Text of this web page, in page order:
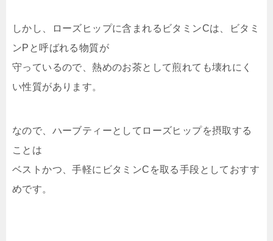
しかし、ローズヒップに含まれるビタミンCは、ビタミ
ンPと呼ばれる物質が
守っているので、熱めのお茶として煎れても壊れにく
い性質があります。
なので、ハーブティーとしてローズヒップを摂取する
ことは
ベストかつ、手軽にビタミンCを取る手段としておすす
めです。